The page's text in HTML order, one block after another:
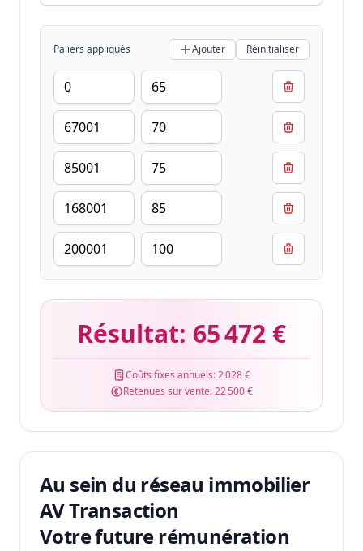
Paliers appliqués Ajouter Réinitialiser
Résultat: 65 472 €
Coûts fixes annuels:2 028 €
Retenues sur vente:22 500 €
Au sein du réseau immobilier
AV Transaction
Votre future rémunération